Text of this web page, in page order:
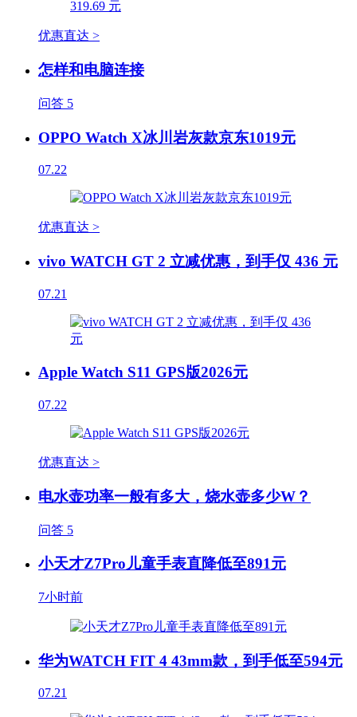
优惠直达 >
怎样和电脑连接
问答 5
OPPO Watch X冰川岩灰款京东1019元
07.22
优惠直达 >
vivo WATCH GT 2 立减优惠，到手仅 436 元
07.21
Apple Watch S11 GPS版2026元
07.22
优惠直达 >
电水壶功率一般有多大，烧水壶多少W？
问答 5
小天才Z7Pro儿童手表直降低至891元
7小时前
华为WATCH FIT 4 43mm款，到手低至594元
07.21